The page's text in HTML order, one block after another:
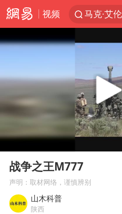
视频
央视新
情侣平潭
老挝国
黄金牛
白海豚将
酒店回
Play
00:00
战争之王M777
声明：取材网络，谨慎辨别
山木科普
陕西